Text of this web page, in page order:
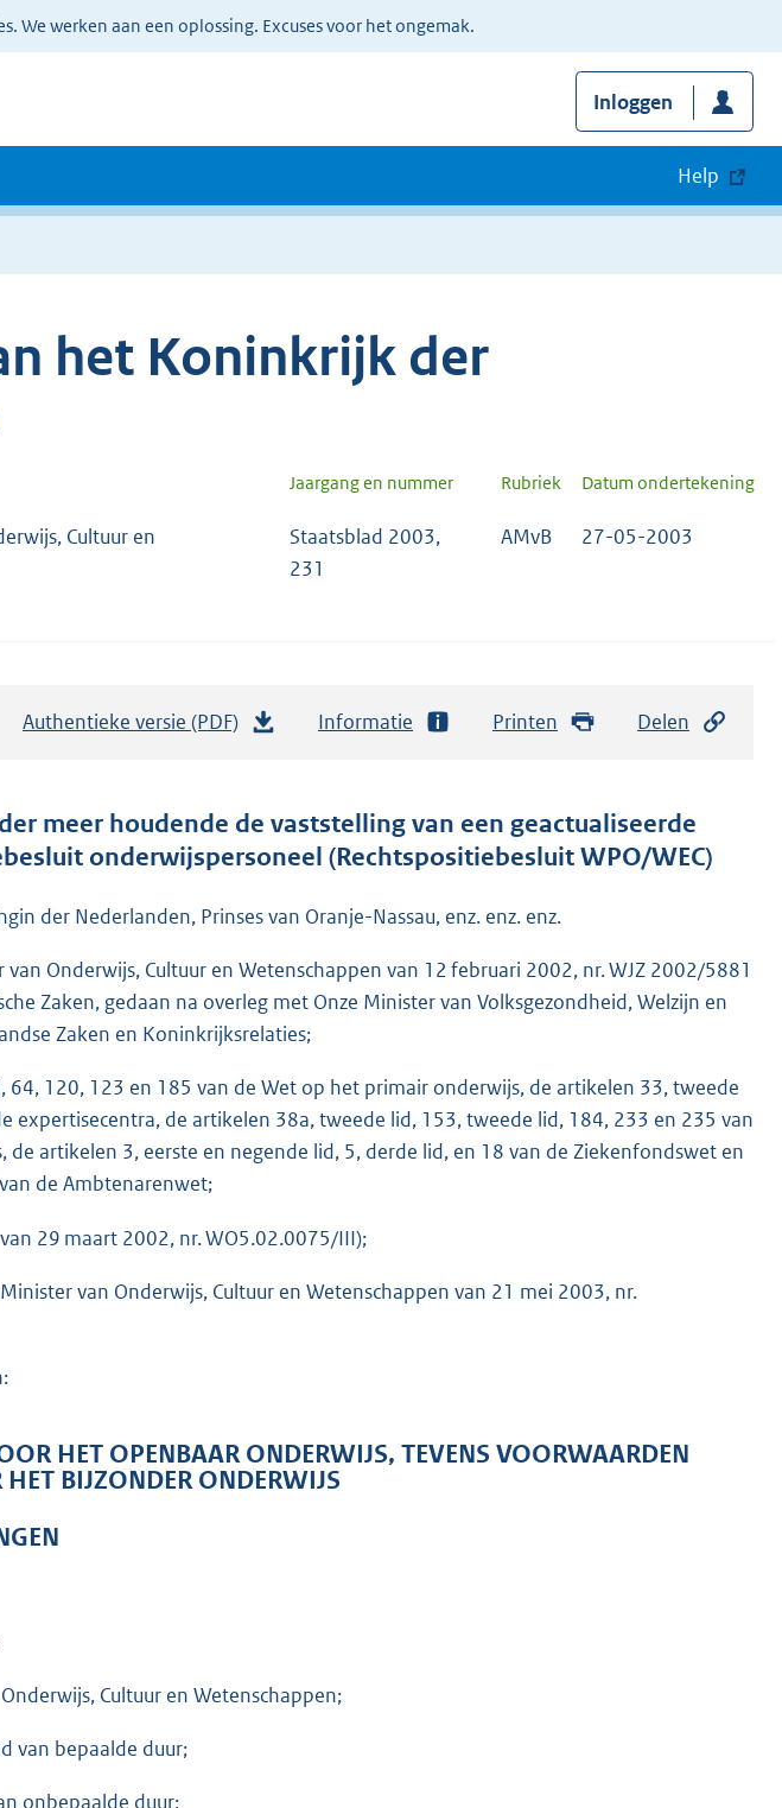
We werken aan een oplossing. Excuses voor het ongemak.
Inloggen
Help
het Koninkrijk der
Jaargang en nummer Rubriek Datum ondertekening
Cultuur en
Staatsblad 2003,
231
AMvB 27-05-2003
Authentieke versie (PDF)
t
a
d
g
r
o
o
t
3
7
Informatie Printen Delen
meer houdende de vaststelling van een geactualiseerde
onderwijspersoneel (Rechtspositiebesluit WPO/WEC)
der Nederlanden, Prinses van Oranje-Nassau, enz. enz. enz.
Onderwijs, Cultuur en Wetenschappen van 12 februari 2002, nr. WJZ 2002/5881
Zaken, gedaan na overleg met Onze Minister van Volksgezondheid, Welzijn en
Zaken en Koninkrijksrelaties;
64, 120, 123 en 185 van de Wet op het primair onderwijs, de artikelen 33, tweede
expertisecentra, de artikelen 38a, tweede lid, 153, tweede lid, 184, 233 en 235 van
artikelen 3, eerste en negende lid, 5, derde lid, en 18 van de Ziekenfondswet en
de Ambtenarenwet;
29 maart 2002, nr. WO5.02.0075/III);
van Onderwijs, Cultuur en Wetenschappen van 21 mei 2003, nr.
HET OPENBAAR ONDERWIJS, TEVENS VOORWAARDEN
BIJZONDER ONDERWIJS
Cultuur en Wetenschappen;
van bepaalde duur;
onbepaalde duur;